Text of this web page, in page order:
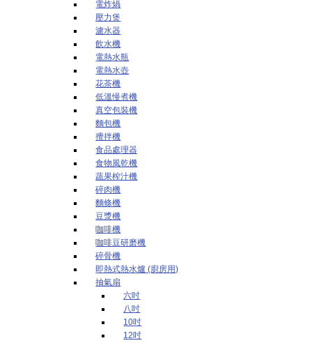
電炸煱
壓力煲
濾水器
飲水機
電熱水瓶
電熱水壺
花茶機
低溫慢煮機
真空包裝機
麵包機
攪拌機
食品處理器
食物風乾機
蔬果榨汁機
碎肉機
麵條機
豆漿機
咖啡機
咖啡豆研磨機
碎骨機
即熱式熱水爐 (廚房用)
抽氣扇
六吋
八吋
10吋
12吋